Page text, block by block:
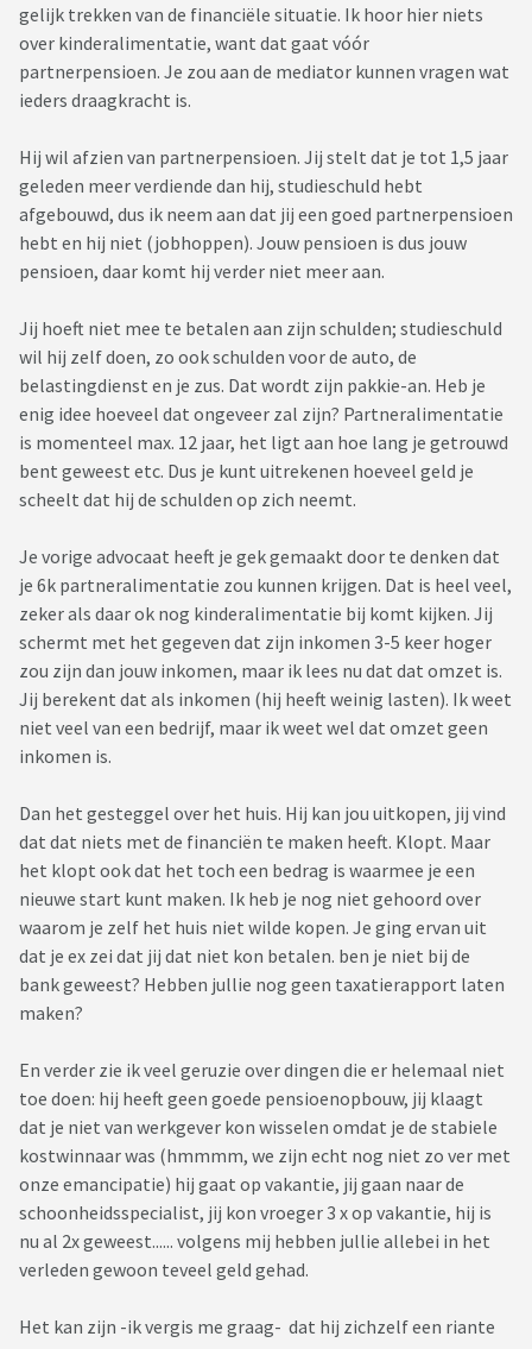
gelijk trekken van de financiële situatie. Ik hoor hier niets
over kinderalimentatie, want dat gaat vóór
partnerpensioen. Je zou aan de mediator kunnen vragen wat
ieders draagkracht is.
Hij wil afzien van partnerpensioen. Jij stelt dat je tot 1,5 jaar
geleden meer verdiende dan hij, studieschuld hebt
afgebouwd, dus ik neem aan dat jij een goed partnerpensioen
hebt en hij niet (jobhoppen). Jouw pensioen is dus jouw
pensioen, daar komt hij verder niet meer aan.
Jij hoeft niet mee te betalen aan zijn schulden; studieschuld
wil hij zelf doen, zo ook schulden voor de auto, de
belastingdienst en je zus. Dat wordt zijn pakkie-an. Heb je
enig idee hoeveel dat ongeveer zal zijn? Partneralimentatie
is momenteel max. 12 jaar, het ligt aan hoe lang je getrouwd
bent geweest etc. Dus je kunt uitrekenen hoeveel geld je
scheelt dat hij de schulden op zich neemt.
Je vorige advocaat heeft je gek gemaakt door te denken dat
je 6k partneralimentatie zou kunnen krijgen. Dat is heel veel,
zeker als daar ok nog kinderalimentatie bij komt kijken. Jij
schermt met het gegeven dat zijn inkomen 3-5 keer hoger
zou zijn dan jouw inkomen, maar ik lees nu dat dat omzet is.
Jij berekent dat als inkomen (hij heeft weinig lasten). Ik weet
niet veel van een bedrijf, maar ik weet wel dat omzet geen
inkomen is.
Dan het gesteggel over het huis. Hij kan jou uitkopen, jij vind
dat dat niets met de financiën te maken heeft. Klopt. Maar
het klopt ook dat het toch een bedrag is waarmee je een
nieuwe start kunt maken. Ik heb je nog niet gehoord over
waarom je zelf het huis niet wilde kopen. Je ging ervan uit
dat je ex zei dat jij dat niet kon betalen. ben je niet bij de
bank geweest? Hebben jullie nog geen taxatierapport laten
maken?
En verder zie ik veel geruzie over dingen die er helemaal niet
toe doen: hij heeft geen goede pensioenopbouw, jij klaagt
dat je niet van werkgever kon wisselen omdat je de stabiele
kostwinnaar was (hmmmm, we zijn echt nog niet zo ver met
onze emancipatie) hij gaat op vakantie, jij gaan naar de
schoonheidsspecialist, jij kon vroeger 3 x op vakantie, hij is
nu al 2x geweest...... volgens mij hebben jullie allebei in het
verleden gewoon teveel geld gehad.
Het kan zijn -ik vergis me graag- dat hij zichzelf een riante